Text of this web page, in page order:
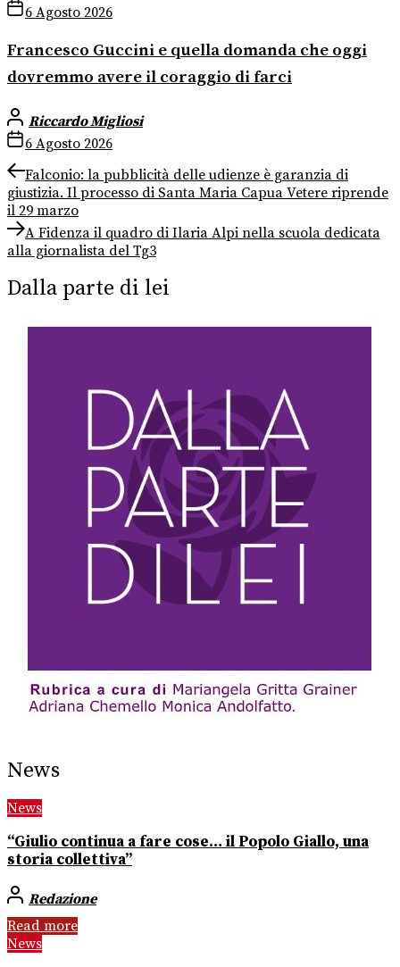
6 Agosto 2026
Francesco Guccini e quella domanda che oggi
dovremmo avere il coraggio di farci
Riccardo Migliosi
6 Agosto 2026
Navigazione
articoli
Previous
post:
Falconio: la pubblicità delle udienze è garanzia di
giustizia. Il processo di Santa Maria Capua Vetere riprende
il 29 marzo
Next
post:
A Fidenza il quadro di Ilaria Alpi nella scuola dedicata
alla giornalista del Tg3
Dalla parte di lei
News
News
“Giulio continua a fare cose… il Popolo Giallo, una
storia collettiva”
Redazione
Read more
News